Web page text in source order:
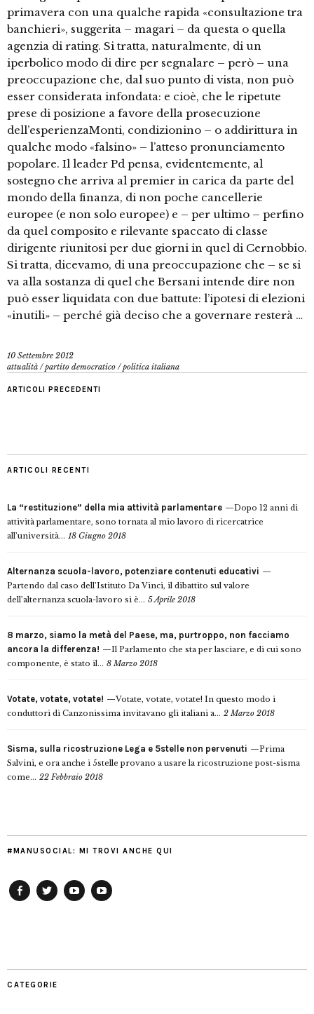
primavera con una qualche rapida «consultazione tra
banchieri», suggerita – magari – da questa o quella
agenzia di rating. Si tratta, naturalmente, di un
iperbolico modo di dire per segnalare – però – una
preoccupazione che, dal suo punto di vista, non può
esser considerata infondata: e cioè, che le ripetute
prese di posizione a favore della prosecuzione
dell’esperienzaMonti, condizionino – o addirittura in
qualche modo «falsino» – l’atteso pronunciamento
popolare. Il leader Pd pensa, evidentemente, al
sostegno che arriva al premier in carica da parte del
mondo della finanza, di non poche cancellerie
europee (e non solo europee) e – per ultimo – perfino
da quel composito e rilevante spaccato di classe
dirigente riunitosi per due giorni in quel di Cernobbio.
Si tratta, dicevamo, di una preoccupazione che – se si
va alla sostanza di quel che Bersani intende dire non
può esser liquidata con due battute: l’ipotesi di elezioni
«inutili» – perché già deciso che a governare resterà …
10 Settembre 2012
attualità /partito democratico /politica italiana
ARTICOLI PRECEDENTI
ARTICOLI RECENTI
La “restituzione” della mia attività parlamentare
Dopo 12 anni di
attività parlamentare, sono tornata al mio lavoro di ricercatrice
all’università... 18 Giugno 2018
Alternanza scuola-lavoro, potenziare contenuti educativi
Partendo dal caso dell’Istituto Da Vinci, il dibattito sul valore
dell’alternanza scuola-lavoro si è... 5 Aprile 2018
8 marzo, siamo la metà del Paese, ma, purtroppo, non facciamo
ancora la differenza!
Il Parlamento che sta per lasciare, e di cui sono
componente, è stato il... 8 Marzo 2018
Votate, votate, votate!
Votate, votate, votate! In questo modo i
conduttori di Canzonissima invitavano gli italiani a... 2 Marzo 2018
Sisma, sulla ricostruzione Lega e 5stelle non pervenuti
Prima
Salvini, e ora anche i 5stelle provano a usare la ricostruzione post-sisma
come... 22 Febbraio 2018
#MANUSOCIAL: MI TROVI ANCHE QUI
CATEGORIE